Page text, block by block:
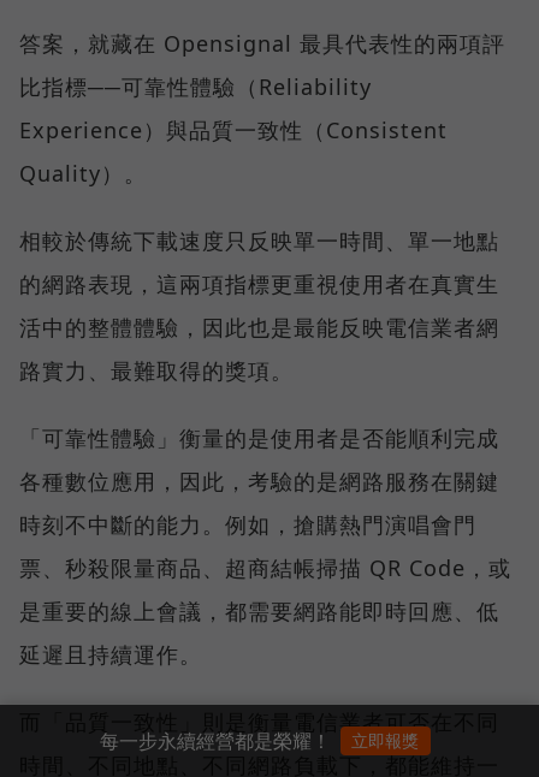
答案，就藏在 Opensignal 最具代表性的兩項評
比指標──可靠性體驗（Reliability
Experience）與品質一致性（Consistent
Quality）。
相較於傳統下載速度只反映單一時間、單一地點
的網路表現，這兩項指標更重視使用者在真實生
活中的整體體驗，因此也是最能反映電信業者網
路實力、最難取得的獎項。
「可靠性體驗」衡量的是使用者是否能順利完成
各種數位應用，因此，考驗的是網路服務在關鍵
時刻不中斷的能力。例如，搶購熱門演唱會門
票、秒殺限量商品、超商結帳掃描 QR Code，或
是重要的線上會議，都需要網路能即時回應、低
延遲且持續運作。
而「品質一致性」則是衡量電信業者可否在不同
時間、不同地點、不同網路負載下，都能維持一
每一步永續經營都是榮耀！ 立即報獎